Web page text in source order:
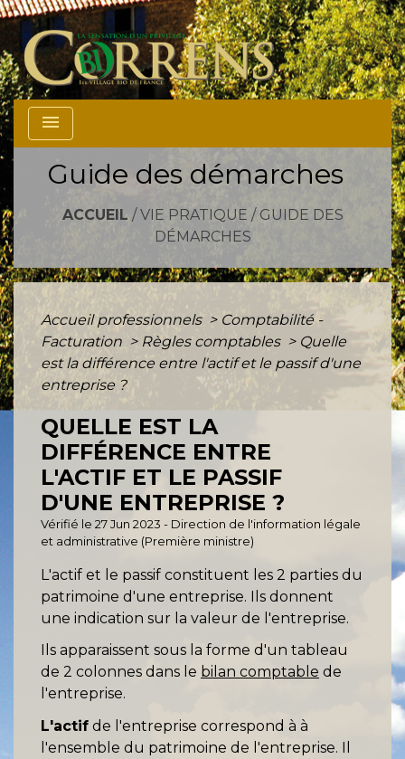
menu
Guide des démarches
ACCUEIL / VIE PRATIQUE / GUIDE DES
DÉMARCHES
Accueil professionnels > Comptabilité -
Facturation > Règles comptables > Quelle
est la différence entre l'actif et le passif d'une
entreprise ?
QUELLE EST LA
DIFFÉRENCE ENTRE
L'ACTIF ET LE PASSIF
D'UNE ENTREPRISE ?
Vérifié le 27 Jun 2023 - Direction de l'information légale
et administrative (Première ministre)
L'actif et le passif constituent les 2 parties du
patrimoine d'une entreprise. Ils donnent
une indication sur la valeur de l'entreprise.
Ils apparaissent sous la forme d'un tableau
de 2 colonnes dans le bilan comptable de
l'entreprise.
L'actif de l'entreprise correspond à à
l'ensemble du patrimoine de l'entreprise. Il